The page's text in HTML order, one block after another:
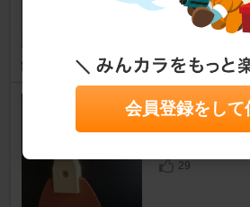
デリカD:5 [CV1W/
shinD5さん
ダイソー ゴ
[CV1W/
29
会員登録をして